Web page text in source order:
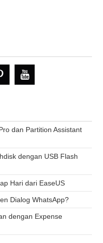
dan Partition Assistant
dengan USB Flash
Hari dari EaseUS
Dialog WhatsApp?
dengan Expense